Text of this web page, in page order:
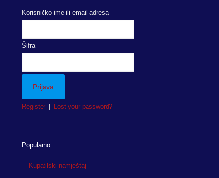
Korisničko ime ili email adresa
Šifra
Register Lost your password?
Popularno
Kupatilski namještaj